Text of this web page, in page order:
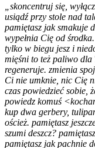
„skoncentruj się,
usiądź przy stole nad
pamiętasz jak smakuje
wypełnia Cię od
tylko w biegu jesz i
mięśni to też paliwo dla
regeneruje. zmienia
Ci nie umknie, nic Cię
czas powiedzieć sobie,
powiedz komuś
kup dwa gerbery,
oścież. pamiętasz
szumi deszcz?
pamiętasz jak pachnie